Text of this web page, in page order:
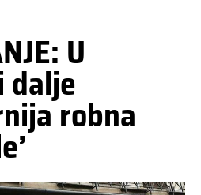
U
dalje
robna